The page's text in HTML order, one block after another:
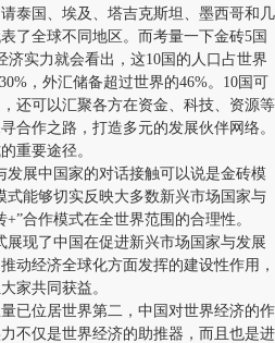
泰国、埃及、塔吉克斯坦、墨西哥和几
了全球不同地区。而考量一下金砖5国
济实力就会看出，这10国的人口占世界
，外汇储备超过世界的46%。10国可
还可以汇聚各方在资金、科技、资源等
合作之路，打造多元的发展伙伴网络。
重要途径。
展中国家的对话接触可以说是金砖模
式能够切实反映大多数新兴市场国家与
合作模式在全世界范围的合理性。
现了中国在促进新兴市场国家与发展
动经济全球化方面发挥的建设性作用，
家共同获益。
位居世界第二，中国对世界经济的作
不仅是世界经济的助推器，而且也是进